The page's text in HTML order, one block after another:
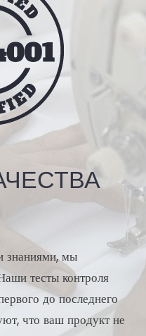
знаниями, мы
тесты контроля
до последнего
что ваш продукт не